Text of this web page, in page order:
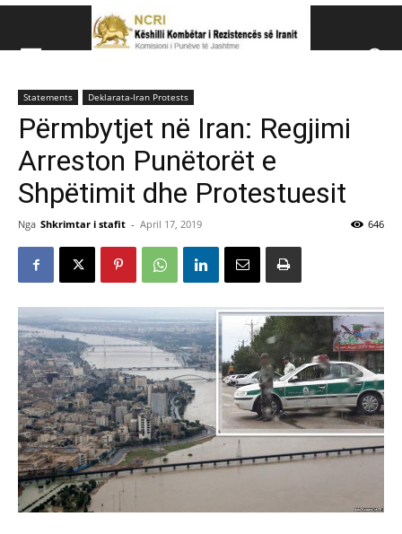
Këshillit Kombëtar të Rezistencës së Iranit (NCRI)
Statements Deklarata-Iran Protests
Përmbytjet në Iran: Regjimi
Arreston Punëtorët e
Shpëtimit dhe Protestuesit
Nga Shkrimtar i stafit - April 17, 2019 646